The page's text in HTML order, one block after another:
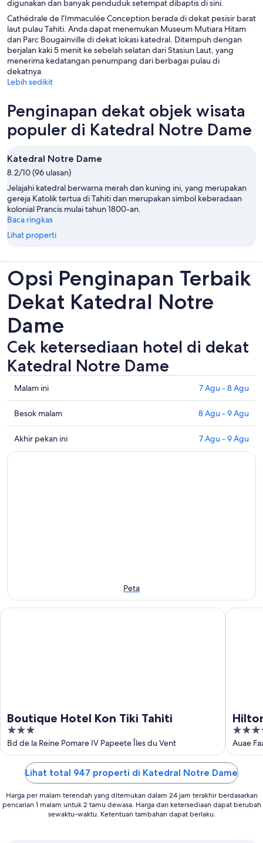
digunakan dan banyak penduduk setempat dibaptis di sini.
Cathédrale de l’Immaculée Conception berada di dekat pesisir barat
laut pulau Tahiti. Anda dapat menemukan Museum Mutiara Hitam
dan Parc Bougainville di dekat lokasi katedral. Ditempuh dengan
berjalan kaki 5 menit ke sebelah selatan dari Stasiun Laut, yang
menerima kedatangan penumpang dari berbagai pulau di
dekatnya.
Lebih sedikit
Penginapan dekat objek wisata
populer di Katedral Notre Dame
Katedral Notre Dame
8.2/10 (96 ulasan)
Jelajahi katedral berwarna merah dan kuning ini, yang merupakan
gereja Katolik tertua di Tahiti dan merupakan simbol keberadaan
kolonial Prancis mulai tahun 1800-an.
Baca ringkas
Lihat properti
Opsi Penginapan Terbaik
Dekat Katedral Notre
Dame
Cek ketersediaan hotel di dekat
Katedral Notre Dame
Periksa
semua
harga
di
dekat
Katedral
Malam ini 7 Agu - 8 Agu
Periksa
harga
dekat
dengan
Besok malam 8 Agu - 9 Agu
Periksa
semua
Agu
-
Akhir pekan ini 7 Agu - 9 Agu
Peta
Boutique Hotel Kon Tiki Tahiti
3
out
of
Bd de la Reine Pomare IV Papeete Îles du Vent
Boutique Hotel Kon Tiki Tahiti
4
out
of
5
Auae
Hilton
Lihat total 947 properti di Katedral Notre Dame
Harga per malam terendah yang ditemukan dalam 24 jam terakhir berdasarkan
pencarian 1 malam untuk 2 tamu dewasa. Harga dan ketersediaan dapat berubah
sewaktu-waktu. Ketentuan tambahan dapat berlaku.